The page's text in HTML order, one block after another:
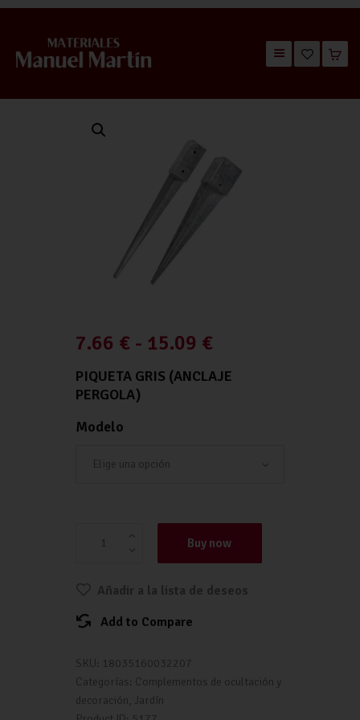
CATÁLOGOS
7.66 € - 15.09 €
PIQUETA GRIS (ANCLAJE
PERGOLA)
Modelo
Buy now
Añadir a la lista de deseos
Add to Compare
SKU: 18035160032207
Categorías: Complementos de ocultación y
decoración, Jardín